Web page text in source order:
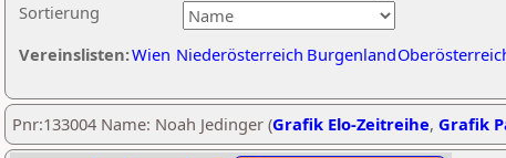
Sortierung
Vereinslisten:Wien Niederösterreich Burgenland
Pnr:133004 Name: Noah Jedinger (Grafik Elo-Zeitreihe, Grafik